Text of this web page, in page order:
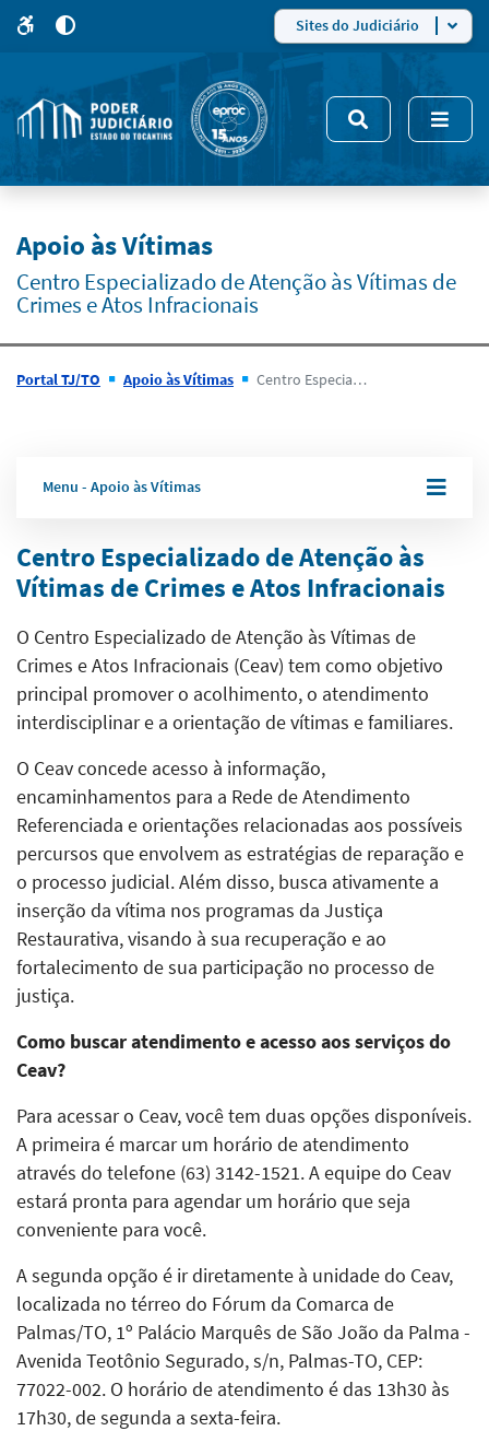
site
5
modo
de
alto
Sites do Judiciário
Apoio às Vítimas
Centro Especializado de Atenção às Vítimas de
Crimes e Atos Infracionais
Portal TJ/TO Apoio às Vítimas Centro Especializado de Apoio às Vítimas de Crimes e Atos Infracionais – CEAV
Menu - Apoio às Vítimas
Centro Especializado de Atenção às
Vítimas de Crimes e Atos Infracionais
O Centro Especializado de Atenção às Vítimas de
Crimes e Atos Infracionais (Ceav) tem como objetivo
principal promover o acolhimento, o atendimento
interdisciplinar e a orientação de vítimas e familiares.
O Ceav concede acesso à informação,
encaminhamentos para a Rede de Atendimento
Referenciada e orientações relacionadas aos possíveis
percursos que envolvem as estratégias de reparação e
o processo judicial. Além disso, busca ativamente a
inserção da vítima nos programas da Justiça
Restaurativa, visando à sua recuperação e ao
fortalecimento de sua participação no processo de
justiça.
Como buscar atendimento e acesso aos serviços do
Ceav?
Para acessar o Ceav, você tem duas opções disponíveis.
A primeira é marcar um horário de atendimento
através do telefone (63) 3142-1521. A equipe do Ceav
estará pronta para agendar um horário que seja
conveniente para você.
A segunda opção é ir diretamente à unidade do Ceav,
localizada no térreo do Fórum da Comarca de
Palmas/TO, 1º Palácio Marquês de São João da Palma -
Avenida Teotônio Segurado, s/n, Palmas-TO, CEP:
77022-002. O horário de atendimento é das 13h30 às
17h30, de segunda a sexta-feira.